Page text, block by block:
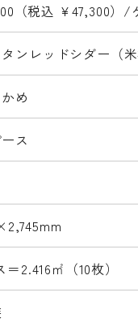
（税込 ¥47,300）/
ンレッドシダー（米
め
ス
＝2.416㎡（10枚）